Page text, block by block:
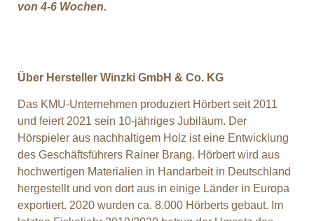
von 4-6 Wochen.
Über Hersteller Winzki GmbH & Co. KG
Das KMU-Unternehmen produziert Hörbert seit 2011
und feiert 2021 sein 10-jähriges Jubiläum. Der
Hörspieler aus nachhaltigem Holz ist eine Entwicklung
des Geschäftsführers Rainer Brang. Hörbert wird aus
hochwertigen Materialien in Handarbeit in Deutschland
hergestellt und von dort aus in einige Länder in Europa
exportiert. 2020 wurden ca. 8.000 Hörberts gebaut. Im